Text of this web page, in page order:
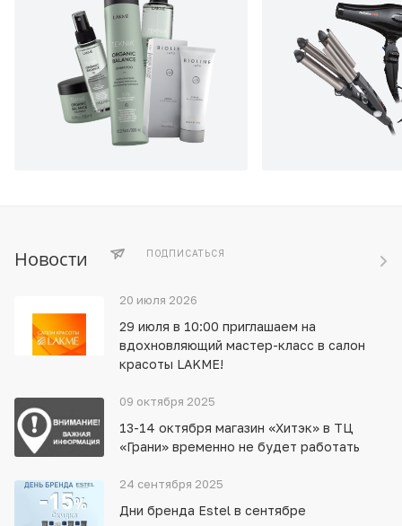
Новости ПОДПИСАТЬСЯ
20 июля 2026
29 июля в 10:00 приглашаем на
вдохновляющий мастер-класс в салон
красоты LAKME!
09 октября 2025
13-14 октября магазин «Хитэк» в ТЦ
«Грани» временно не будет работать
24 сентября 2025
Дни бренда Estel в сентябре